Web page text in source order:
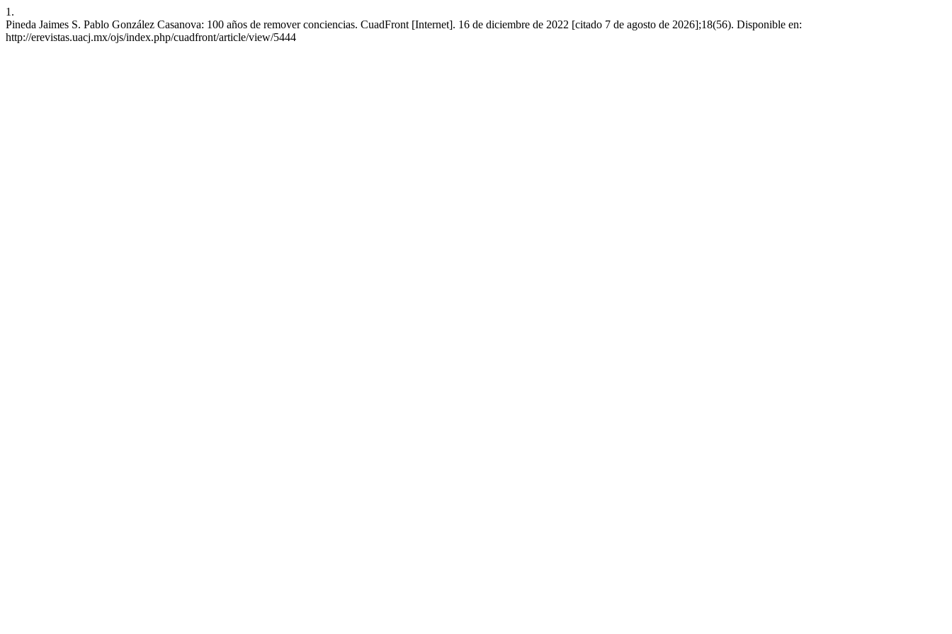
1.
Pineda Jaimes S. Pablo González Casanova: 100 años de remover conciencias. CuadFront [Internet]. 16 de diciembre de 2022 [citado 7 de agosto de 2026];18(56). Disponible en:
http://erevistas.uacj.mx/ojs/index.php/cuadfront/article/view/5444